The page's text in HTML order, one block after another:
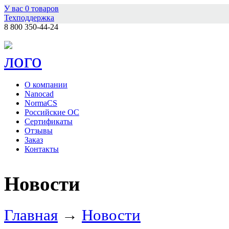
У вас 0 товаров
Техподдержка
8 800 350-44-24
О компании
Nanocad
NormaCS
Российские ОС
Сертификаты
Отзывы
Заказ
Контакты
Новости
Главная → Новости